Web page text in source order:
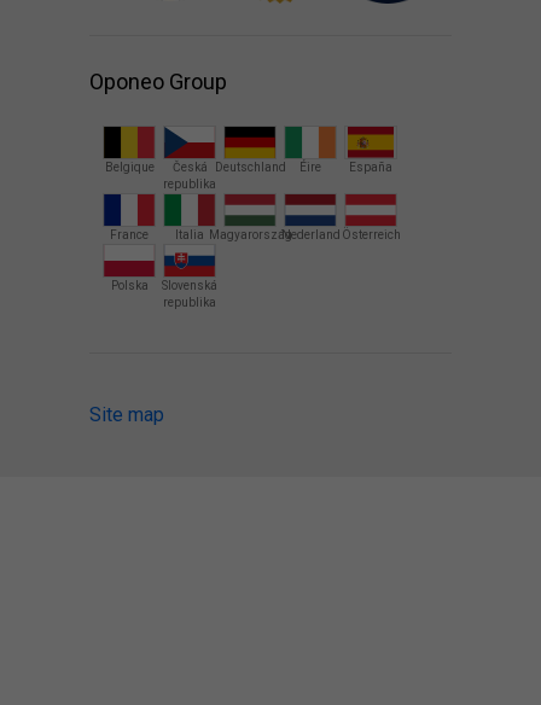
Oponeo Group
Belgique
Česká
republika
Deutschland Éire España
France Italia MagyarországNederland Österreich
Polska
Slovenská
republika
Site map